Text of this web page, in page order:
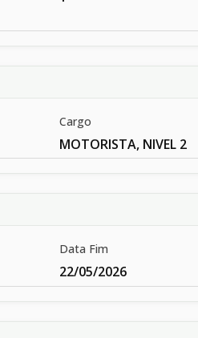
Cargo
MOTORISTA, NIVEL 2
Data Fim
22/05/2026